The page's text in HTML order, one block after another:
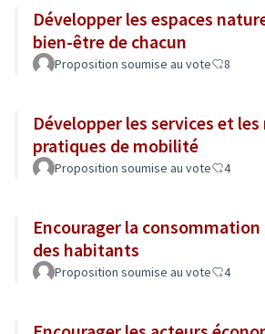
Développer les espaces
bien-être de chacun
Proposition soumise au vote 8
Développer les services et
pratiques de mobilité
Proposition soumise au vote 4
Encourager la
des habitants
Proposition soumise au vote 4